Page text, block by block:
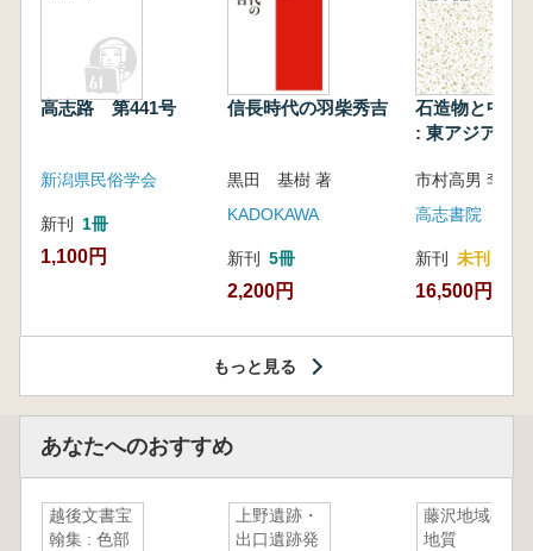
高志路 第441号
新潟県民俗学会
新刊 1冊
1,100円
信長時代の羽柴秀吉
黒田 基樹 著
KADOKAWA
新刊 5冊
2,200円
石造物と中世
: 東アジアと
高志書院
新刊 未刊
16,500円
もっと見る
あなたへのおすすめ
越後文書宝
翰集 : 色部
上野遺跡・
出口遺跡発
藤沢地域の
地質